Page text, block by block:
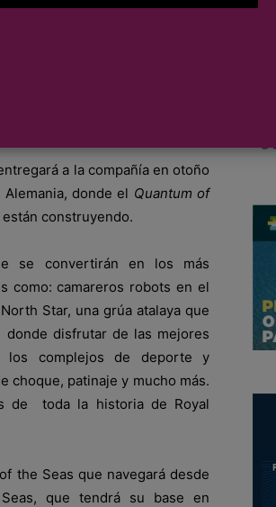
el primer barco de la clase
avances tecnológicos, Royal
tercer barco de dicha clase
a la compañía en otoño
donde el Quantum of
están construyendo.
se convertirán en los más
como: camareros robots en el
Star, una grúa atalaya que
disfrutar de las mejores
los complejos de deporte y
choque, patinaje y mucho más.
de toda la historia de Royal
the Seas que navegará desde
que tendrá su base en